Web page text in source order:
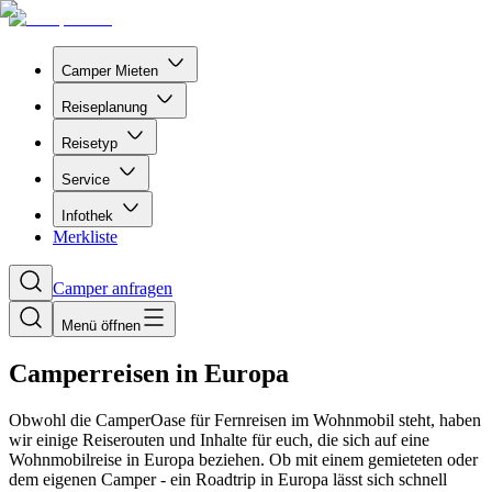
Camper Mieten
Reiseplanung
Reisetyp
Service
Infothek
Merkliste
Camper anfragen
Menü öffnen
Camperreisen in Europa
Obwohl die CamperOase für Fernreisen im Wohnmobil steht, haben
wir einige Reiserouten und Inhalte für euch, die sich auf eine
Wohnmobilreise in Europa beziehen. Ob mit einem gemieteten oder
dem eigenen Camper - ein Roadtrip in Europa lässt sich schnell